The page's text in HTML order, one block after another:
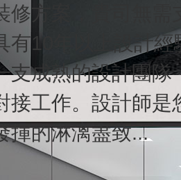
修方案，貴司無
有10年以上設計經
成熟的設計團隊
工作。設計師
揮的淋漓盡致...